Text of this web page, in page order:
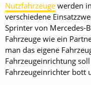
Nutzfahrzeuge werden
verschiedene
Sprinter von Mercedes-
Fahrzeuge wie ein
man das eigene
Fahrzeugeinrichtung
Fahrzeugeinrichter bott